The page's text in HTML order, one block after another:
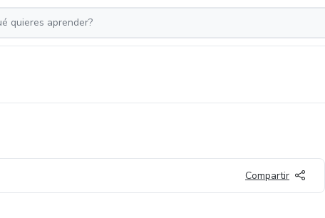
Compartir